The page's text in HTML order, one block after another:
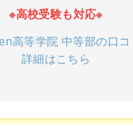
※高校受験も対応※
高等学院 中等部の口
詳細はこちら